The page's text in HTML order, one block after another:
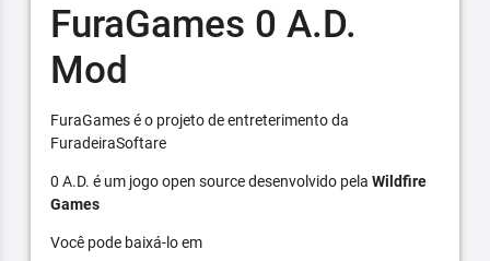
FuraGames 0 A.D.
Mod
FuraGames é o projeto de entreterimento da
FuradeiraSoftare
0 A.D. é um jogo open source desenvolvido pela Wildfire
Games
Você pode baixá-lo em